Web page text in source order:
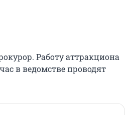
Работу аттракциона
в ведомстве проводят